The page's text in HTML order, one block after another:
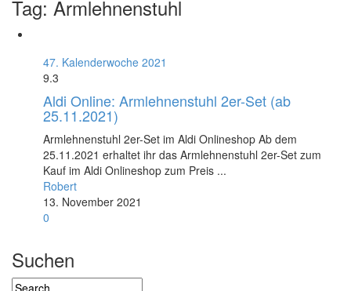
Tag: Armlehnenstuhl
47. Kalenderwoche 2021
9.3
Aldi Online: Armlehnenstuhl 2er-Set (ab
25.11.2021)
Armlehnenstuhl 2er-Set im Aldi Onlineshop Ab dem
25.11.2021 erhaltet ihr das Armlehnenstuhl 2er-Set zum
Kauf im Aldi Onlineshop zum Preis ...
Robert
13. November 2021
0
Suchen